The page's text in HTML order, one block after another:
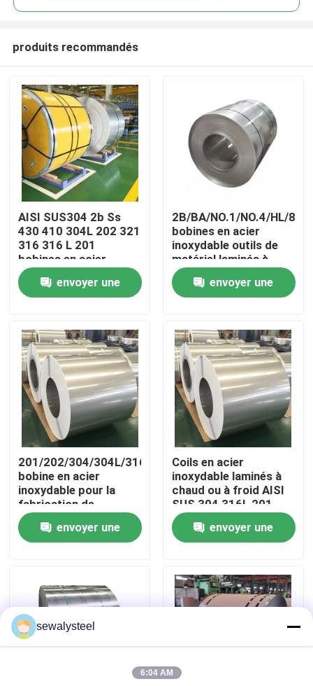
Aperçu
Vidéos
A propos de nous
Visite d'usine
Contrôle de la qualité
Contact
nouvelles
Tous les cas
Demande de soumission
produits recommandés
AISI SUS304 2b Ss
430 410 304L 202 321
316 316 L 201
bobines en acier
inoxydable laminées à
chaud ou à froid
envoyer une
2B/BA/NO.1/NO.4/HL/8K
bobines en acier
inoxydable outils de
matériel laminés à
froid à chaud 10000
tonnes envoyer une
201/202/304/304L/316/316L/321/310S/430/439/
bobine en acier
inoxydable pour la
fabrication de
machines de
traitement et de
construction
envoyer une
Coils en acier
inoxydable laminés à
chaud ou à froid AISI
SUS 304 316L 201
430 410 202 321 316
310S
envoyer une
sewalysteel
6:04 AM